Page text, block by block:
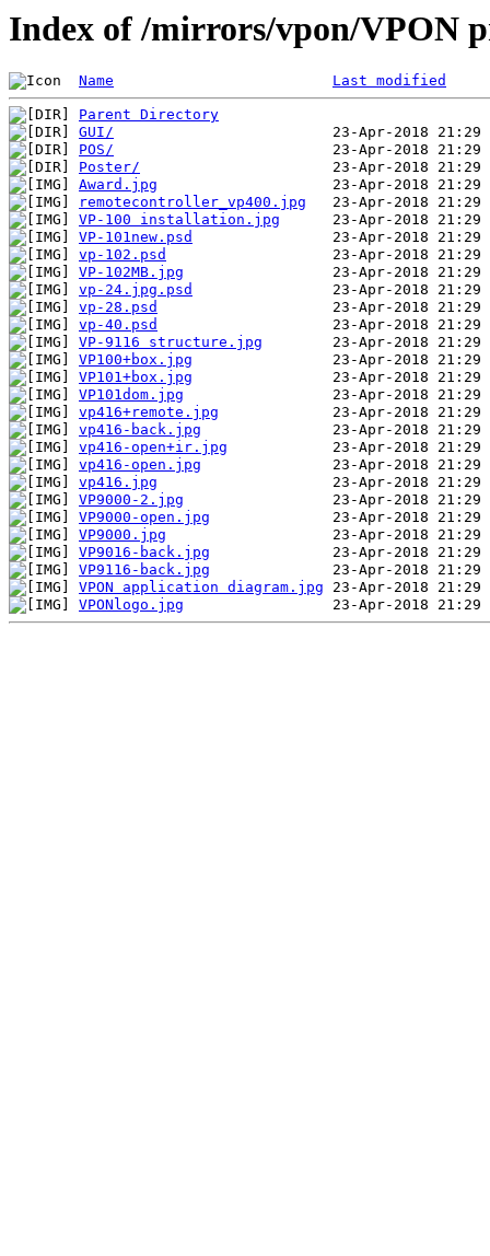
Index of /mirrors/vpon/VPON
Name Last modified
Parent Directory
GUI/
POS/
Poster/
Award.jpg
remotecontroller_vp400.jpg
VP-100 installation.jpg
VP-101new.psd
vp-102.psd
VP-102MB.jpg
vp-24.jpg.psd
vp-28.psd
vp-40.psd
VP-9116 structure.jpg
VP100+box.jpg
VP101+box.jpg
VP101dom.jpg
vp416+remote.jpg
vp416-back.jpg
vp416-open+ir.jpg
vp416-open.jpg
vp416.jpg
VP9000-2.jpg
VP9000-open.jpg
VP9000.jpg
VP9016-back.jpg
VP9116-back.jpg
VPON application diagram.jpg
VPONlogo.jpg